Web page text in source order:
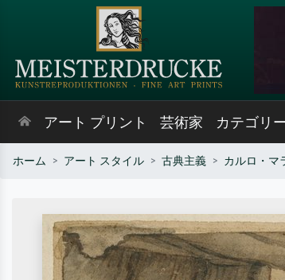
アート プリント 芸術家 カテゴリ
ホーム アート スタイル 古典主義 カルロ・マ